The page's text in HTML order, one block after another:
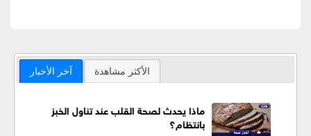
آخر الأخبار الأكثر مشاهدة
ماذا يحدث لصحة القلب عند تناول الخبز
بانتظام؟